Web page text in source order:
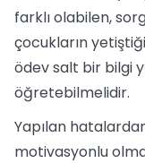
farklı olabilen,
çocukların
ödev salt bir bilgi
öğretebilmelidir.
Yapılan
motivasyonlu